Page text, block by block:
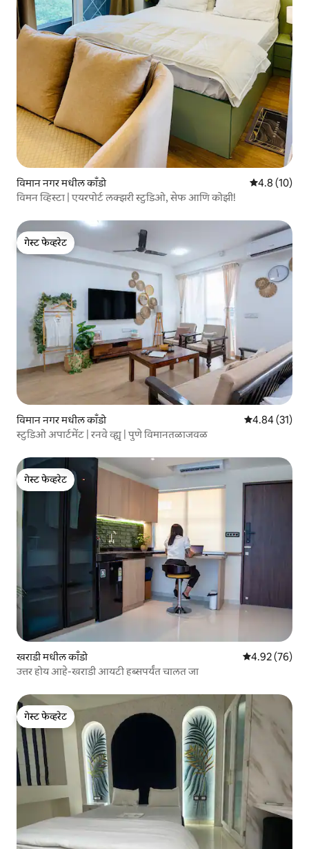
विमान नगर मधील काँडो 5 पैकी 4.8
4.8 (10)
विमन व्हिस्टा | एयरपोर्ट लक्झरी स्टुडिओ, सेफ आणि कोझी!
गेस्ट फेव्हरेट
गेस्ट फेव्हरेट
विमान नगर मधील काँडो 5 पैकी 4.84
4.84 (31)
स्टुडिओ अपार्टमेंट | रनवे व्ह्यू | पुणे विमानतळाजवळ
गेस्ट फेव्हरेट
गेस्ट फेव्हरेट
खराडी मधील काँडो 5 पैकी 4.92
4.92 (76)
उत्तर होय आहे-खराडी आयटी हब्सपर्यंत चालत जा
गेस्ट फेव्हरेट
गेस्ट फेव्हरेट